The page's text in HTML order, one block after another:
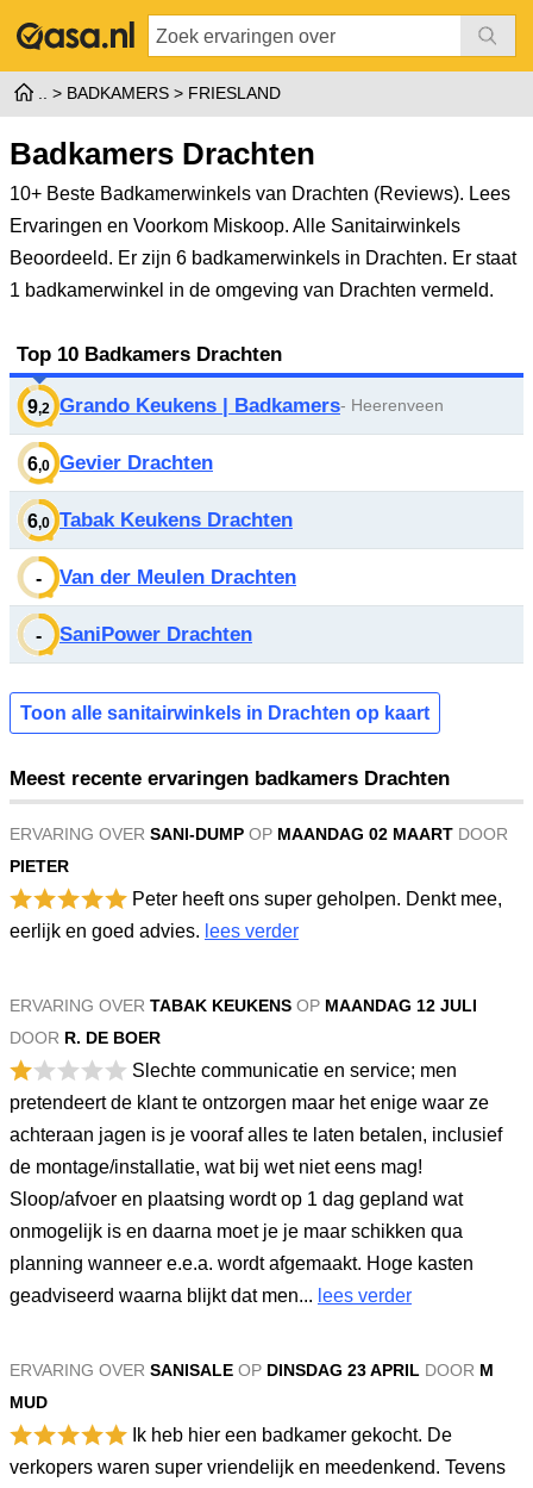
BADKAMERS FRIESLAND
Badkamers Drachten
10+ Beste Badkamerwinkels van Drachten (Reviews). Lees
Ervaringen en Voorkom Miskoop. Alle Sanitairwinkels
Beoordeeld. Er zijn 6 badkamerwinkels in Drachten. Er staat
1 badkamerwinkel in de omgeving van Drachten vermeld.
Top 10 Badkamers Drachten
9,2 Grando Keukens | Badkamers- Heerenveen
6,0 Gevier Drachten
6,0 Tabak Keukens Drachten
- Van der Meulen Drachten
- SaniPower Drachten
Toon alle sanitairwinkels in Drachten op kaart
Meest recente ervaringen badkamers Drachten
ERVARING OVER SANI-DUMP OP MAANDAG 02 MAART DOOR
PIETER
Peter heeft ons super geholpen. Denkt mee,
eerlijk en goed advies. lees verder
ERVARING OVER TABAK KEUKENS OP MAANDAG 12 JULI
DOOR R. DE BOER
Slechte communicatie en service; men
pretendeert de klant te ontzorgen maar het enige waar ze
achteraan jagen is je vooraf alles te laten betalen, inclusief
de montage/installatie, wat bij wet niet eens mag!
Sloop/afvoer en plaatsing wordt op 1 dag gepland wat
onmogelijk is en daarna moet je je maar schikken qua
planning wanneer e.e.a. wordt afgemaakt. Hoge kasten
geadviseerd waarna blijkt dat men... lees verder
ERVARING OVER SANISALE OP DINSDAG 23 APRIL DOOR M
MUD
Ik heb hier een badkamer gekocht. De
verkopers waren super vriendelijk en meedenkend. Tevens